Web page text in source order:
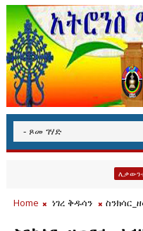
ሊቃውንተ ቤተ
Home ነገረ ቅዱሳን